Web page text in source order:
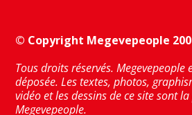
© Copyright Megevepeople
Tous droits réservés. Megevepeople
déposée. Les textes, photos,
vidéo et les dessins de ce site sont
Megevepeople.